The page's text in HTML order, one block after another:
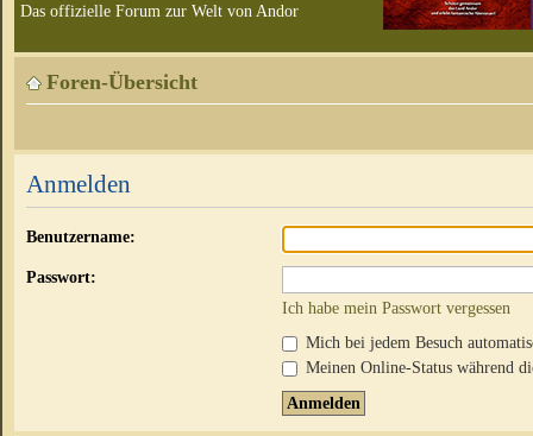
Das offizielle Forum zur Welt von Andor
Foren-Übersicht
Anmelden
Benutzername:
Passwort:
Ich habe mein Passwort vergessen
Mich bei jedem Besuch
Meinen Online-Status während